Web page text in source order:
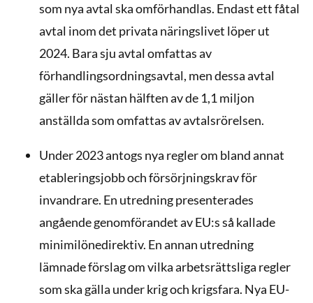
som nya avtal ska omförhandlas. Endast ett fåtal
avtal inom det privata näringslivet löper ut
2024. Bara sju avtal omfattas av
förhandlingsordningsavtal, men dessa avtal
gäller för nästan hälften av de 1,1 miljon
anställda som omfattas av avtalsrörelsen.
Under 2023 antogs nya regler om bland annat
etableringsjobb och försörjningskrav för
invandrare. En utredning presenterades
angående genomförandet av EU:s så kallade
minimilönedirektiv. En annan utredning
lämnade förslag om vilka arbetsrättsliga regler
som ska gälla under krig och krigsfara. Nya EU-